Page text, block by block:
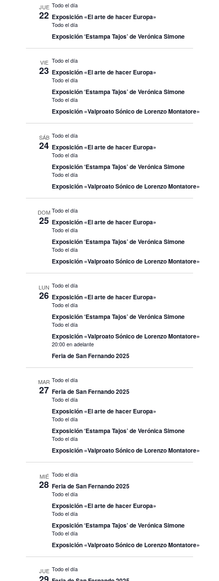
JUE
22
Todo el día
Exposición «El arte de hacer Europa»
Todo el día
Exposición ‘Estampa Tajos’ de Verónica Simone
VIE
23
Todo el día
Exposición «El arte de hacer Europa»
Todo el día
Exposición ‘Estampa Tajos’ de Verónica Simone
Todo el día
Exposición «Valproato Sónico de Lorenzo Montatore»
SÁB
24
Todo el día
Exposición «El arte de hacer Europa»
Todo el día
Exposición ‘Estampa Tajos’ de Verónica Simone
Todo el día
Exposición «Valproato Sónico de Lorenzo Montatore»
DOM
25
Todo el día
Exposición «El arte de hacer Europa»
Todo el día
Exposición ‘Estampa Tajos’ de Verónica Simone
Todo el día
Exposición «Valproato Sónico de Lorenzo Montatore»
LUN
26
Todo el día
Exposición «El arte de hacer Europa»
Todo el día
Exposición ‘Estampa Tajos’ de Verónica Simone
Todo el día
Exposición «Valproato Sónico de Lorenzo Montatore»
20:00 en adelante
Feria de San Fernando 2025
MAR
27
Todo el día
Feria de San Fernando 2025
Todo el día
Exposición «El arte de hacer Europa»
Todo el día
Exposición ‘Estampa Tajos’ de Verónica Simone
Todo el día
Exposición «Valproato Sónico de Lorenzo Montatore»
MIÉ
28
Todo el día
Feria de San Fernando 2025
Todo el día
Exposición «El arte de hacer Europa»
Todo el día
Exposición ‘Estampa Tajos’ de Verónica Simone
Todo el día
Exposición «Valproato Sónico de Lorenzo Montatore»
JUE Todo el día